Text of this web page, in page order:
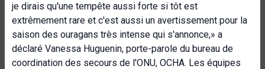
je dirais qu'une tempête aussi forte si tôt est
extrêmement rare et c'est aussi un avertissement pour la
saison des ouragans très intense qui s'annonce,» a
déclaré Vanessa Huguenin, porte-parole du bureau de
coordination des secours de l'ONU, OCHA. Les équipes